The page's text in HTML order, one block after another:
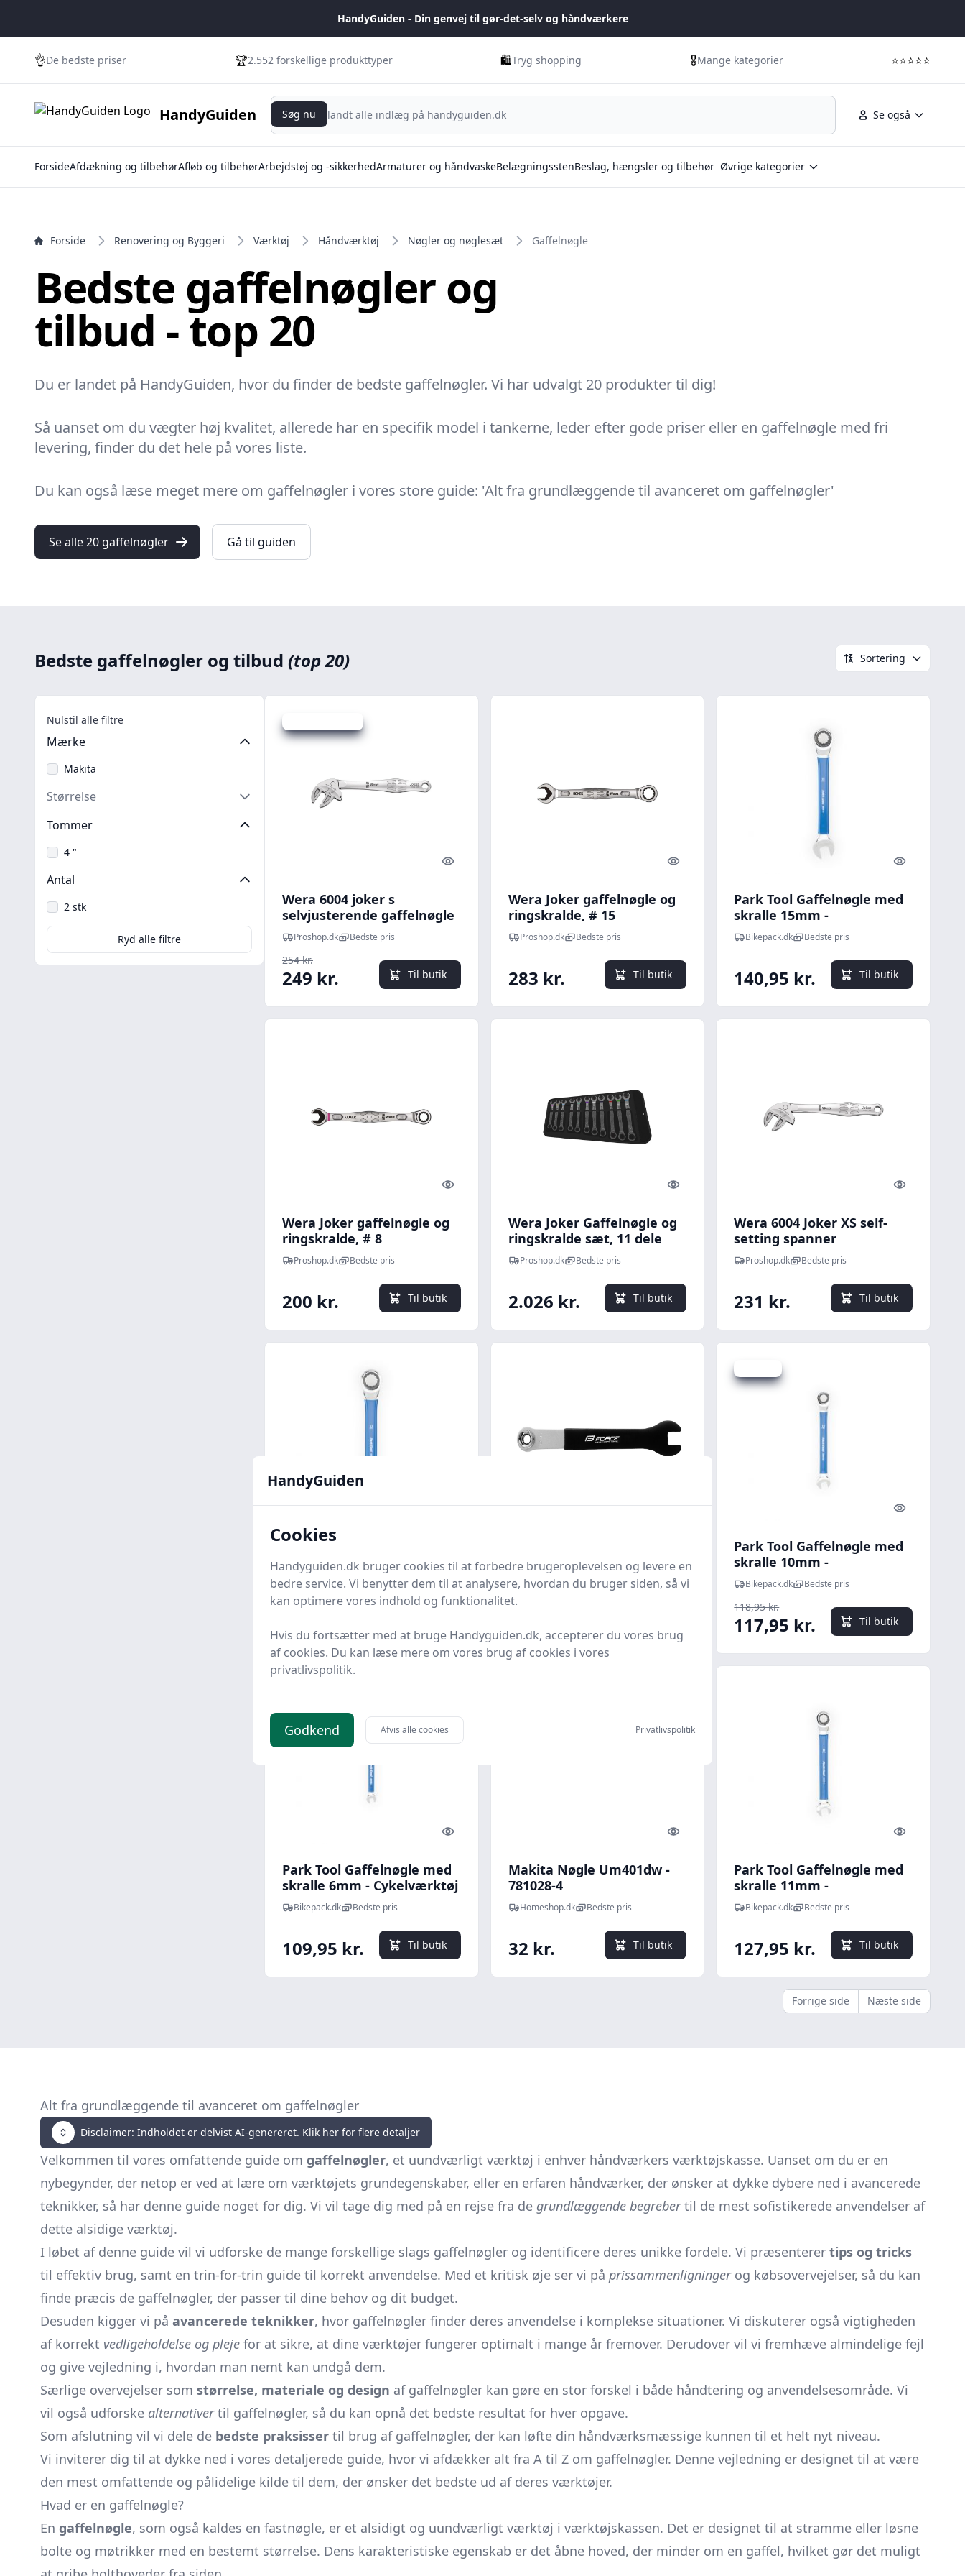
HandyGuiden - Din genvej til gør-det-selv og håndværkere
👌De bedste priser 🏆2.552 forskellige produkttyper 🛍️Tryg shopping 🎖️Mange kategorier ⭐⭐⭐⭐⭐
HandyGuiden Se også
Søg nu
Søg nu
ForsideAfdækning og tilbehørAfløb og tilbehørArbejdstøj og -sikkerhedArmaturer og håndvaskeBelægningsstenBeslag, hængsler og tilbehør Øvrige kategorier
Forside Renovering og Byggeri Værktøj Håndværktøj Nøgler og nøglesæt Gaffelnøgle
Bedste gaffelnøgler og
tilbud - top 20
Du er landet på HandyGuiden, hvor du finder de bedste gaffelnøgler. Vi har udvalgt 20 produkter til dig!
Så uanset om du vægter høj kvalitet, allerede har en specifik model i tankerne, leder efter gode priser eller en gaffelnøgle med fri
levering, finder du det hele på vores liste.
Du kan også læse meget mere om gaffelnøgler i vores store guide: 'Alt fra grundlæggende til avanceret om gaffelnøgler'
Se alle 20 gaffelnøgler Gå til guiden
Bedste gaffelnøgler og tilbud (top 20) Sortering
Nulstil alle filtre
Mærke
Makita
Størrelse
Tommer
4 "
Antal
2 stk
Ryd alle filtre
Quick look
Wera 6004 joker s
selvjusterende gaffelnøgle
10-13 x 154 mm
Proshop.dk Bedste pris
254 kr.
249 kr. Til butik
Quick look
Wera Joker gaffelnøgle og
ringskralde, # 15
Proshop.dk Bedste pris
283 kr. Til butik
Quick look
Park Tool Gaffelnøgle med
skralle 15mm -
Cykelværktøj
Bikepack.dk Bedste pris
140,95 kr. Til butik
Quick look
Wera Joker gaffelnøgle og
ringskralde, # 8
Proshop.dk Bedste pris
200 kr. Til butik
Quick look
Wera Joker Gaffelnøgle og
ringskralde sæt, 11 dele
Proshop.dk Bedste pris
2.026 kr. Til butik
Quick look
Wera 6004 Joker XS self-
setting spanner
Proshop.dk Bedste pris
231 kr. Til butik
Quick look
Park Tool Gaffelnøgle med
skralle 17mm -
Cykelværktøj
Bikepack.dk Bedste pris
173,95 kr.
Quick look
14/15 top og 15 gaffelnøgle
Cykelpartner Bedste pris
59 kr.
Quick look
Park Tool Gaffelnøgle med
skralle 10mm -
Cykelværktøj
Bikepack.dk Bedste pris
118,95 kr.
117,95 kr. Til butik
Quick look
Park Tool Gaffelnøgle med
skralle 6mm - Cykelværktøj
Bikepack.dk Bedste pris
109,95 kr. Til butik
Quick look
Makita Nøgle Um401dw -
781028-4
Homeshop.dk Bedste pris
32 kr. Til butik
Quick look
Park Tool Gaffelnøgle med
skralle 11mm -
Cykelværktøj
Bikepack.dk Bedste pris
127,95 kr. Til butik
Forrige side Næste side
Alt fra grundlæggende til avanceret om gaffelnøgler
Disclaimer: Indholdet er delvist AI-genereret. Klik her for flere detaljer
Velkommen til vores omfattende guide om gaffelnøgler, et uundværligt værktøj i enhver håndværkers værktøjskasse. Uanset om du er en
nybegynder, der netop er ved at lære om værktøjets grundegenskaber, eller en erfaren håndværker, der ønsker at dykke dybere ned i avancerede
teknikker, så har denne guide noget for dig. Vi vil tage dig med på en rejse fra de grundlæggende begrebertil de mest sofistikerede anvendelser af
dette alsidige værktøj.
I løbet af denne guide vil vi udforske de mange forskellige slags gaffelnøgler og identificere deres unikke fordele. Vi præsenterer tips og tricks
til effektiv brug, samt en trin-for-trin guide til korrekt anvendelse. Med et kritisk øje ser vi på prissammenligningerog købsovervejelser, så du kan
finde præcis de gaffelnøgler, der passer til dine behov og dit budget.
Desuden kigger vi på avancerede teknikker, hvor gaffelnøgler finder deres anvendelse i komplekse situationer. Vi diskuterer også vigtigheden
af korrekt vedligeholdelse og pleje for at sikre, at dine værktøjer fungerer optimalt i mange år fremover. Derudover vil vi fremhæve almindelige fejl
og give vejledning i, hvordan man nemt kan undgå dem.
Særlige overvejelser som størrelse, materiale og design af gaffelnøgler kan gøre en stor forskel i både håndtering og anvendelsesområde. Vi
vil også udforske alternativertil gaffelnøgler, så du kan opnå det bedste resultat for hver opgave.
Som afslutning vil vi dele de bedste praksisser til brug af gaffelnøgler, der kan løfte din håndværksmæssige kunnen til et helt nyt niveau.
Vi inviterer dig til at dykke ned i vores detaljerede guide, hvor vi afdækker alt fra A til Z om gaffelnøgler. Denne vejledning er designet til at være
den mest omfattende og pålidelige kilde til dem, der ønsker det bedste ud af deres værktøjer.
Hvad er en gaffelnøgle?
En gaffelnøgle, som også kaldes en fastnøgle, er et alsidigt og uundværligt værktøj i værktøjskassen. Det er designet til at stramme eller løsne
bolte og møtrikker med en bestemt størrelse. Dens karakteristiske egenskab er det åbne hoved, der minder om en gaffel, hvilket gør det muligt
HandyGuiden
Cookies
Handyguiden.dk bruger cookies til at forbedre brugeroplevelsen og levere en
bedre service. Vi benytter dem til at analysere, hvordan du bruger siden, så vi
kan optimere vores indhold og funktionalitet.
Hvis du fortsætter med at bruge Handyguiden.dk, accepterer du vores brug
af cookies. Du kan læse mere om vores brug af cookies i vores
privatlivspolitik.
Godkend Afvis alle cookies Privatlivspolitik